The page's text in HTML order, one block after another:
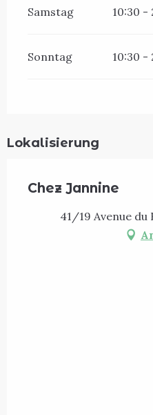
Samstag 10:30 -
Sonntag 10:30 -
Lokalisierung
Chez Jannine
41/19 Avenue du